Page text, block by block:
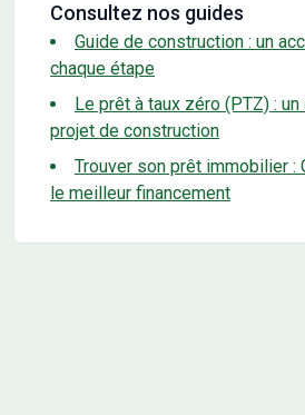
Consultez nos guides
Guide de construction : un
chaque étape
Le prêt à taux zéro (PTZ) :
projet de construction
Trouver son prêt immobilier :
le meilleur financement